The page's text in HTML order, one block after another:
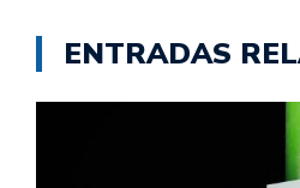
ENTRADAS